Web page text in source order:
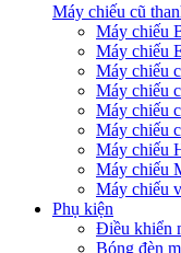
Máy chiếu cũ
Máy chiếu
Máy chiếu
Máy chiếu
Máy chiếu
Máy chiếu
Máy chiếu
Máy chiếu
Máy chiếu
Máy chiếu
Phụ kiện
Điều khiển
Bóng đèn